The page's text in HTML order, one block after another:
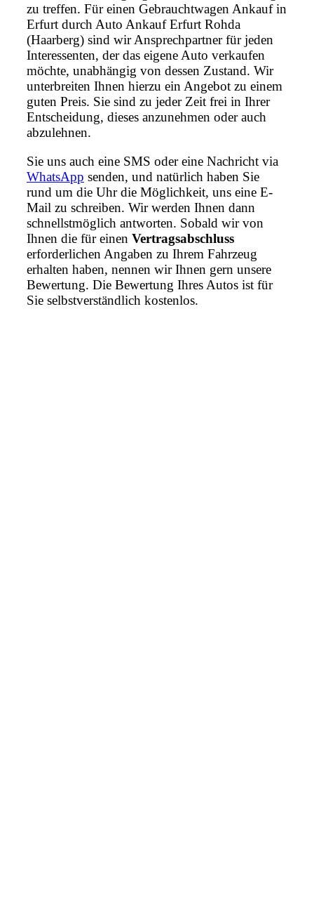
zu treffen. Für einen Gebrauchtwagen Ankauf in
Erfurt durch Auto Ankauf Erfurt Rohda
(Haarberg) sind wir Ansprechpartner für jeden
Interessenten, der das eigene Auto verkaufen
möchte, unabhängig von dessen Zustand. Wir
unterbreiten Ihnen hierzu ein Angebot zu einem
guten Preis. Sie sind zu jeder Zeit frei in Ihrer
Entscheidung, dieses anzunehmen oder auch
abzulehnen.
Sie uns auch eine SMS oder eine Nachricht via
WhatsApp senden, und natürlich haben Sie
rund um die Uhr die Möglichkeit, uns eine E-
Mail zu schreiben. Wir werden Ihnen dann
schnellstmöglich antworten. Sobald wir von
Ihnen die für einen Vertragsabschluss
erforderlichen Angaben zu Ihrem Fahrzeug
erhalten haben, nennen wir Ihnen gern unsere
Bewertung. Die Bewertung Ihres Autos ist für
Sie selbstverständlich kostenlos.